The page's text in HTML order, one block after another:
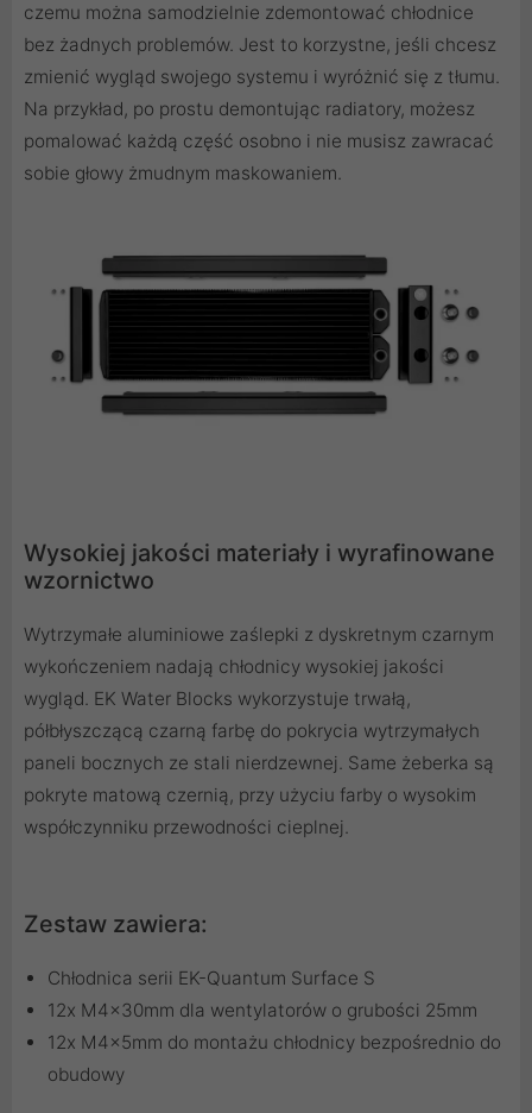
czemu można samodzielnie zdemontować chłodnice
bez żadnych problemów. Jest to korzystne, jeśli chcesz
zmienić wygląd swojego systemu i wyróżnić się z tłumu.
Na przykład, po prostu demontując radiatory, możesz
pomalować każdą część osobno i nie musisz zawracać
sobie głowy żmudnym maskowaniem.
Wysokiej jakości materiały i wyrafinowane
wzornictwo
Wytrzymałe aluminiowe zaślepki z dyskretnym czarnym
wykończeniem nadają chłodnicy wysokiej jakości
wygląd. EK Water Blocks wykorzystuje trwałą,
półbłyszczącą czarną farbę do pokrycia wytrzymałych
paneli bocznych ze stali nierdzewnej. Same żeberka są
pokryte matową czernią, przy użyciu farby o wysokim
współczynniku przewodności cieplnej.
Zestaw zawiera:
Chłodnica serii EK-Quantum Surface S
12x M4x30mm dla wentylatorów o grubości 25mm
12x M4x5mm do montażu chłodnicy bezpośrednio do
obudowy